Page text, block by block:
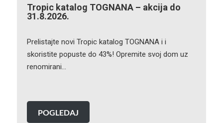
Tropic katalog TOGNANA – akcija do
31.8.2026.
Prelistajte novi Tropic katalog TOGNANA i i
skoristite popuste do 43%! Opremite svoj dom uz
renomirani…
POGLEDAJ